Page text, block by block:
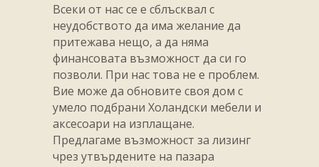
Всеки от нас се е сблъсквал с
неудобството да има желание да
притежава нещо, а да няма
финансовата възможност да си го
позволи. При нас това не е проблем.
Вие може да обновите своя дом с
умело подбрани Холандски мебели и
аксесоари на изплащане.
Предлагаме възможност за лизинг
чрез утвърдените на пазара